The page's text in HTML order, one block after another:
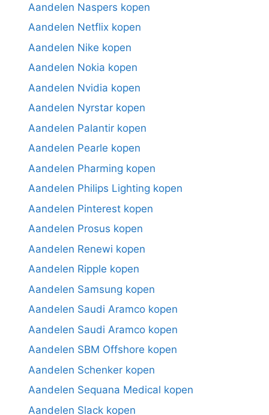
Aandelen Naspers kopen
Aandelen Netflix kopen
Aandelen Nike kopen
Aandelen Nokia kopen
Aandelen Nvidia kopen
Aandelen Nyrstar kopen
Aandelen Palantir kopen
Aandelen Pearle kopen
Aandelen Pharming kopen
Aandelen Philips Lighting kopen
Aandelen Pinterest kopen
Aandelen Prosus kopen
Aandelen Renewi kopen
Aandelen Ripple kopen
Aandelen Samsung kopen
Aandelen Saudi Aramco kopen
Aandelen Saudi Aramco kopen
Aandelen SBM Offshore kopen
Aandelen Schenker kopen
Aandelen Sequana Medical kopen
Aandelen Slack kopen